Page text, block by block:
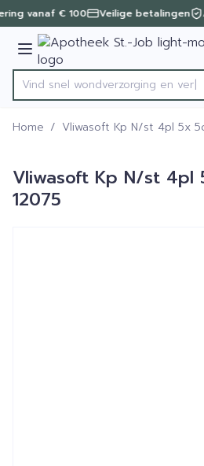
Ga naar de inhoud
1 van 1
vanaf € 100 Veilige betalingen
Menu
Product, merk, categorie...
Vind snel wondverzorgin
Home / Vliwasoft Kp N/st 4pl 5x
Vliwasoft Kp N/st 4pl
12075